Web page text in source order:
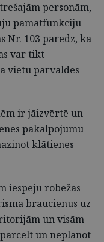
personām,
pamatfunkciju
Nr. 103 paredz, ka
var tikt
vietu pārvaldes
ir jāizvērtē un
pakalpojumu
klātienes
iespēju robežās
braucienus uz
un visām
un neplānot